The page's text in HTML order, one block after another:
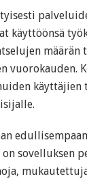
käyttöönsä
vuorokauden.
sovelluksen